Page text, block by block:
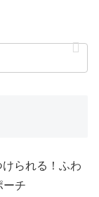
けられる！ふわ
ーチ